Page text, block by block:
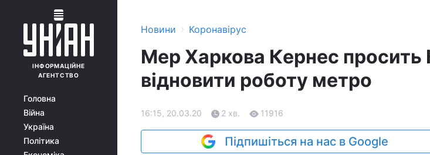
ІНФОРМАЦІЙНЕ
АГЕНТСТВО
Головна
Війна
Україна
Політика
Новини › Коронавірус
Мер Харкова Кернес просить
відновити роботу метро
16:15, 20.03.20 2 хв. 11916
Підпишіться на нас в Google